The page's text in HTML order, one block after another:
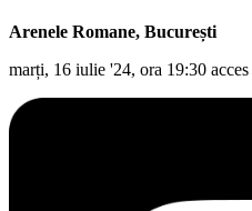
Arenele Romane, București
marți, 16 iulie '24, ora 19:30